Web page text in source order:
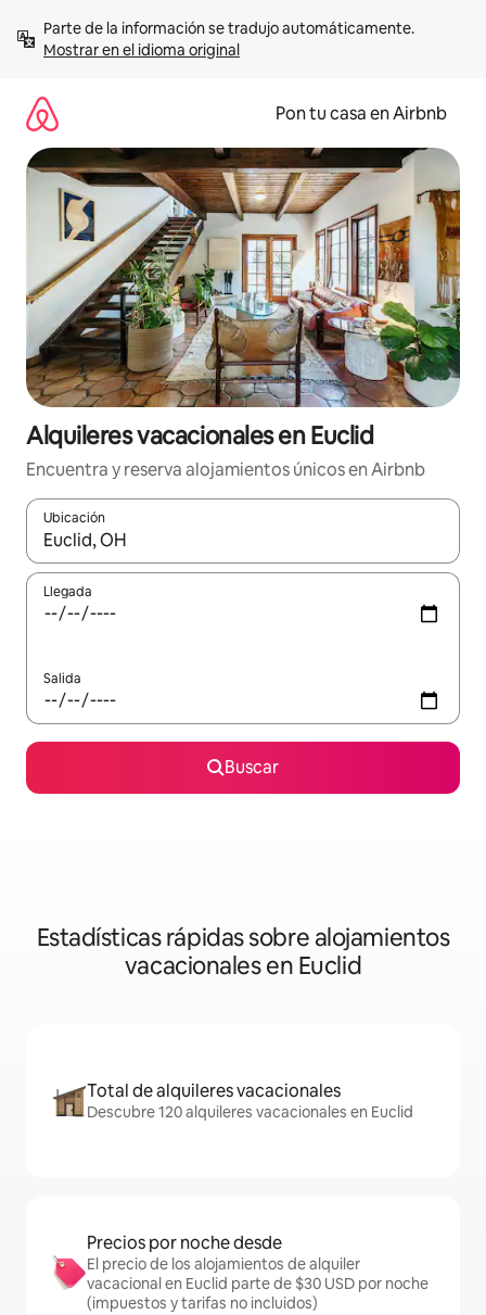
contenidoMostrar en el idioma original
Pon tu casa en Airbnb
Alquileres vacacionales en Euclid
Encuentra y reserva alojamientos únicos en Airbnb
Ubicación
Cuando los resultados estén disponibles, navega con las
Llegada
Salida
Buscar
Estadísticas rápidas sobre alojamientos
vacacionales en Euclid
Total de alquileres vacacionales
Descubre 120 alquileres vacacionales en Euclid
Precios por noche desde
El precio de los alojamientos de alquiler
vacacional en Euclid parte de $30 USD por noche
(impuestos y tarifas no incluidos)